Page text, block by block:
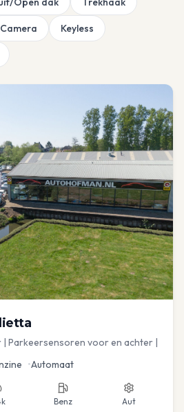
Camera Keyless
| Parkeersensoren voor en achter |
•Automaat
Benz Aut